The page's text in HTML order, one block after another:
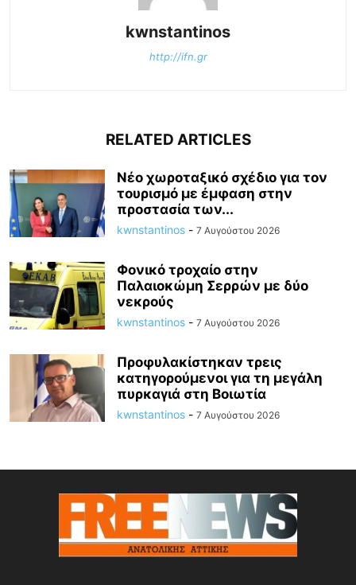
kwnstantinos
http://ifn.gr
RELATED ARTICLES
Νέο χωροταξικό σχέδιο για τον
τουρισμό με έμφαση στην
προστασία των...
kwnstantinos - 7 Αυγούστου 2026
Φονικό τροχαίο στην
Παλαιοκώμη Σερρών με δύο
νεκρούς
kwnstantinos - 7 Αυγούστου 2026
Προφυλακίστηκαν τρεις
κατηγορούμενοι για τη μεγάλη
πυρκαγιά στη Βοιωτία
kwnstantinos - 7 Αυγούστου 2026